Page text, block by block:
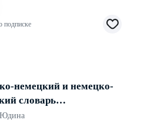
подписке
немецкий и немецко-
словарь
с предлогами